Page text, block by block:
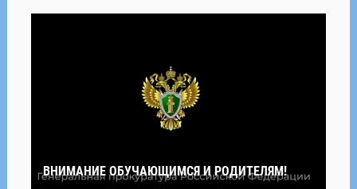
ВНИМАНИЕ ОБУЧАЮЩИМСЯ И РОДИТЕЛЯМ!